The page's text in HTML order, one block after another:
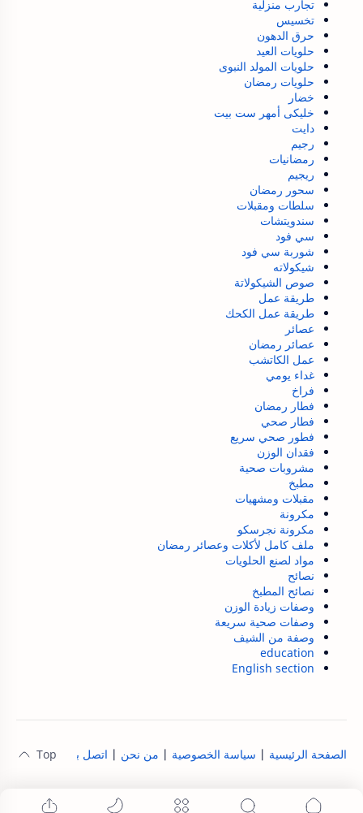
تجارب منزلية
تخسيس
حرق الدهون
حلويات العيد
حلويات المولد النبوى
حلويات رمضان
خضار
خليكى أمهر ست بيت
دايت
رجيم
رمضانيات
ريجيم
سحور رمضان
سلطات ومقبلات
سندويتشات
سي فود
شوربة سي فود
شيكولاته
صوص الشيكولاتة
طريقة عمل
طريقة عمل الكحك
عصائر
عصائر رمضان
عمل الكاتشب
غداء يومي
فراخ
فطار رمضان
فطار صحي
فطور صحي سريع
فقدان الوزن
مشروبات صحية
مطبخ
مقبلات ومشهيات
مكرونة
مكرونة نجرسكو
ملف كامل لأكلات وعصائر رمضان
مواد لصنع الحلويات
نصائح
نصائح المطبخ
وصفات زيادة الوزن
وصفات صحية سريعة
وصفة من الشيف
education
English section
الصفحة الرئيسية | سياسة الخصوصية | من نحن | اتصل بنا